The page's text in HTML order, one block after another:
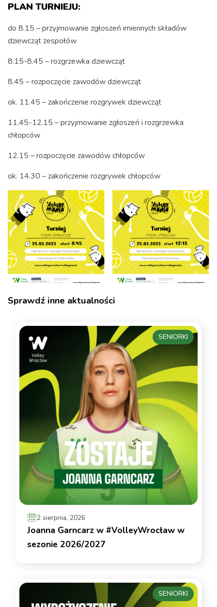
PLAN TURNIEJU:
do 8.15 – przyjmowanie zgłoszeń imiennych składów
dziewcząt zespołów
8.15-8.45 – rozgrzewka dziewcząt
8.45 – rozpoczęcie zawodów dziewcząt
ok. 11.45 – zakończenie rozgrywek dziewcząt
11.45-12.15 – przyjmowanie zgłoszeń i rozgrzewka
chłopców
12.15 – rozpoczęcie zawodów chłopców
ok. 14.30 – zakończenie rozgrywek chłopców
Sprawdź inne aktualności
2 sierpnia, 2026
Joanna Garncarz w #VolleyWrocław w
sezonie 2026/2027
SENIORKI
SENIORKI